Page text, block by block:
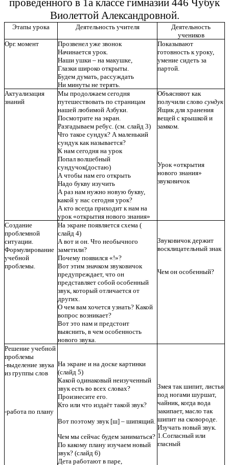
проведенного в 1а классе гимназии 446 Чубук
Виолеттой Александровной.
Этапы урока Деятельность учителя
Деятельность
учеников
Орг. момент
Прозвенел уже звонок
Начинается урок.
Наши ушки – на макушке,
Глазки широко открыты.
Будем думать, рассуждать
Ни минуты не терять.
Показывают
готовность к уроку,
умение сидеть за
партой.
Актуализация
знаний
Мы продолжаем сегодня
путешествовать по страницам
нашей любимой Азбуки.
Посмотрите на экран.
Разгадываем ребус. (см. слайд 3)
Что такое сундук? А маленький
сундук как называется?
К нам сегодня на урок
Попал волшебный
сундучок(достаю)
А чтобы нам его открыть
Надо букву изучить
А раз нам нужно новую букву,
какой у нас сегодня урок?
А кто всегда приходит к нам на
урок «открытия нового знания»
Объясняют как
получили слово сундук
Ящик для хранения
вещей с крышкой и
замком.
Урок «открытия
нового знания»
звуковичок
Создание
проблемной
ситуации.
Формулирование
учебной
проблемы.
На экране появляется схема (
слайд 4)
А вот и он. Что необычного
заметили?
Почему появился «!»?
Вот этим значком звуковичок
предупреждает, что он
представляет собой особенный
звук, который отличается от
других.
О чем вам хочется узнать? Какой
вопрос возникает?
Вот это нам и предстоит
выяснить, в чем особенность
нового звука.
Звуковичок держит
восклицательный знак
Чем он особенный?
Решение учебной
проблемы
-выделение звука
из группы слов
-работа по плану
На экране и на доске картинки
(слайд 5)
Какой одинаковый неизученный
звук есть во всех словах?
Произнесите его.
Кто или что издаёт такой звук?
Вот поэтому звук [ш] – шипящий.
Чем мы сейчас будем заниматься?
По какому плану изучаем новый
звук? (слайд 6)
Дета работают в паре,
Змея так шипит, листья
под ногами шуршат,
чайник, когда вода
закипает, масло так
шипит на сковороде.
Изучать новый звук.
1.Согласный или
гласный